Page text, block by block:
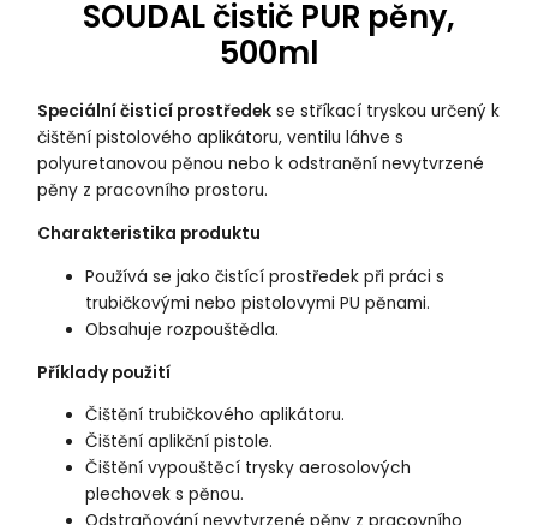
SOUDAL čistič PUR pěny,
500ml
Speciální čisticí prostředek se stříkací tryskou určený k
čištění pistolového aplikátoru, ventilu láhve s
polyuretanovou pěnou nebo k odstranění nevytvrzené
pěny z pracovního prostoru.
Charakteristika produktu
Používá se jako čistící prostředek při práci s
trubičkovými nebo pistolovymi PU pěnami.
Obsahuje rozpouštědla.
Příklady použití
Čištění trubičkového aplikátoru.
Čištění aplikční pistole.
Čištění vypouštěcí trysky aerosolových
plechovek s pěnou.